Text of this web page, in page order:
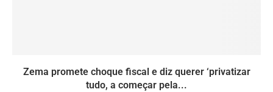
Zema promete choque fiscal e diz querer ‘privatizar
tudo, a começar pela...